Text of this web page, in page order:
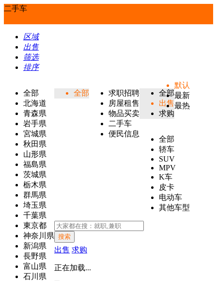
二手车
区域
出售
筛选
排序
全部
北海道
青森県
岩手県
宮城県
秋田県
山形県
福島県
茨城県
栃木県
群馬県
埼玉県
千葉県
東京都
神奈川県
新潟県
長野県
富山県
石川県
全部
求职招聘
房屋租售
物品买卖
二手车
便民信息
全部
出售
求购
全部
轿车
SUV
MPV
K车
皮卡
电动车
其他车型
默认
最新
最热
搜索
出售 求购
正在加载...